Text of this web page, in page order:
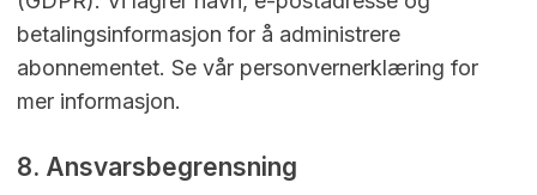
betalingsinformasjon for å administrere
abonnementet. Se vår personvernerklæring for
mer informasjon.
8. Ansvarsbegrensning